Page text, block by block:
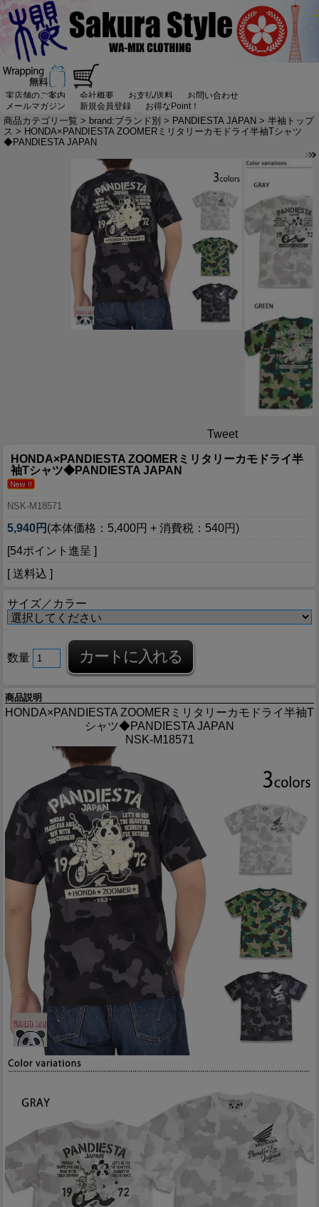
実店舗のご案内 会社概要 お支払/送料
お問い合わせ
メールマガジン
新規会員登録 お得なPoint！
商品カテゴリ一覧 > brand:ブランド別 > PANDIESTA JAPAN > 半袖トップ
ス > HONDA×PANDIESTA ZOOMERミリタリーカモドライ半袖Tシャツ
◆PANDIESTA JAPAN
Tweet
HONDA×PANDIESTA ZOOMERミリタリーカモドライ半
袖Tシャツ◆PANDIESTA JAPAN
NSK-M18571
5,940円 (本体価格：5,400円 + 消費税：540円)
[54ポイント進呈 ]
[ 送料込 ]
サイズ／カラー
数量
商品説明
HONDA×PANDIESTA ZOOMERミリタリーカモドライ半袖T
シャツ◆PANDIESTA JAPAN
NSK-M18571